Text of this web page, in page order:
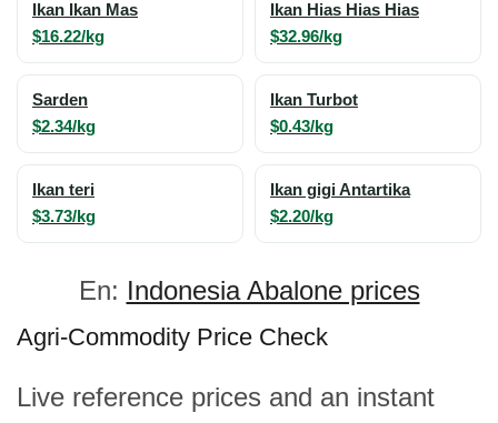
Ikan Ikan Mas
$16.22/kg
Ikan Hias Hias Hias
$32.96/kg
Sarden
$2.34/kg
Ikan Turbot
$0.43/kg
Ikan teri
$3.73/kg
Ikan gigi Antartika
$2.20/kg
En: Indonesia Abalone prices
Agri-Commodity Price Check
Live reference prices and an instant